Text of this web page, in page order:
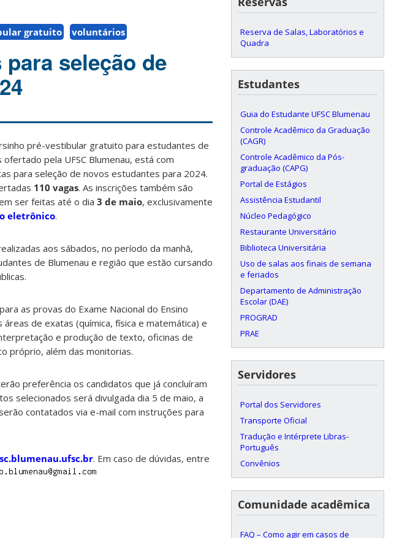
gratuito voluntários
seleção de
pré-vestibular gratuito para estudantes de
ofertado pela UFSC Blumenau, está com
para seleção de novos estudantes para 2024.
110 vagas. As inscrições também são
ser feitas até o dia 3 de maio, exclusivamente
eletrônico.
aos sábados, no período da manhã,
de Blumenau e região que estão cursando
as provas do Exame Nacional do Ensino
áreas de exatas (química, física e matemática) e
e produção de texto, oficinas de
próprio, além das monitorias.
preferência os candidatos que já concluíram
selecionados será divulgada dia 5 de maio, a
contatados via e-mail com instruções para
. Em caso de dúvidas, entre
Reserva de Salas, Laboratórios e
Quadra
Estudantes
Guia do Estudante UFSC Blumenau
Controle Acadêmico da Graduação
(CAGR)
Controle Acadêmico da Pós-
graduação (CAPG)
Portal de Estágios
Assistência Estudantil
Núcleo Pedagógico
Restaurante Universitário
Biblioteca Universitária
Uso de salas aos finais de semana
e feriados
Departamento de Administração
Escolar (DAE)
PROGRAD
PRAE
Servidores
Portal dos Servidores
Transporte Oficial
Tradução e Intérprete Libras-
Português
Convênios
Comunidade acadêmica
FAQ – Como agir em casos de